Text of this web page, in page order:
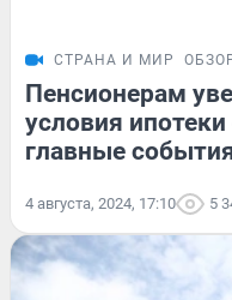
СТРАНА И МИР
Пенсионерам
условия
главные
4 августа, 2024, 17:10 5